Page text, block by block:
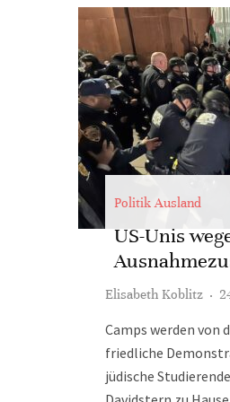
Politik Ausland
US-Unis
Elisabeth Koblitz ·
Camps werden von
friedliche
jüdische